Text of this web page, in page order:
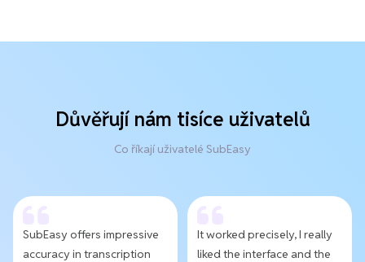
Důvěřují nám tisíce uživatelů
Co říkají uživatelé SubEasy
SubEasy offers impressive
accuracy in transcription
It worked precisely, I really
liked the interface and the